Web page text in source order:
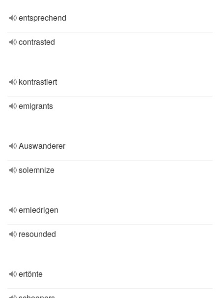
entsprechend
contrasted
kontrastiert
emigrants
Auswanderer
solemnize
erniedrigen
resounded
ertönte